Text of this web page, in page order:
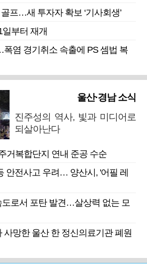
프…새 투자자 확보 ‘기사회생’
부터 재개
염 경기취소 속출에 PS 셈법 복
울산·경남 소식
진주성의 역사, 빛과 미디어로
되살아난다
거복합단지 연내 준공 수순
안전사고 우려… 양산시, '어필 레
도로서 포탄 발견…살상력 없는 모
사망한 울산 한 정신의료기관 폐원